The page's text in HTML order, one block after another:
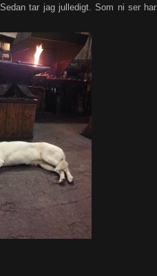
tar jag julledigt. Som ni ser